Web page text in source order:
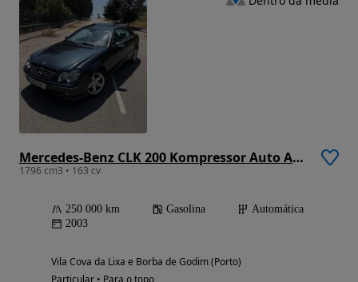
Mercedes-Benz CLK 200 Kompressor Auto Avantgarde
1796 cm3 • 163 cv
250 000 km Gasolina
Automática
2003
Vila Cova da Lixa e Borba de Godim (Porto)
Particular • Para o topo